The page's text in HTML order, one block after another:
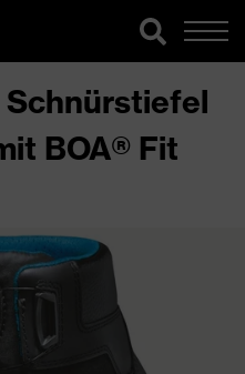
Schnürstiefel
BOA® Fit